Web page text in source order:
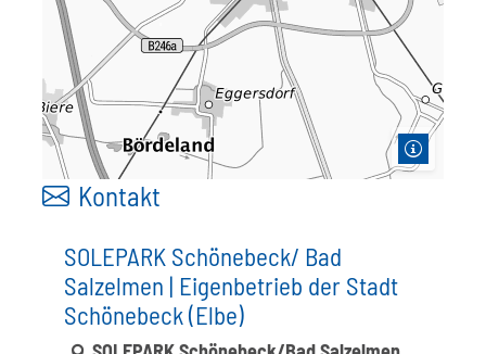
Kontakt
SOLEPARK Schönebeck/ Bad
Salzelmen | Eigenbetrieb der Stadt
Schönebeck (Elbe)